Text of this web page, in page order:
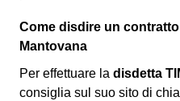
Come disdire un
Mantovana
Per effettuare la disdetta
consiglia sul suo sito di